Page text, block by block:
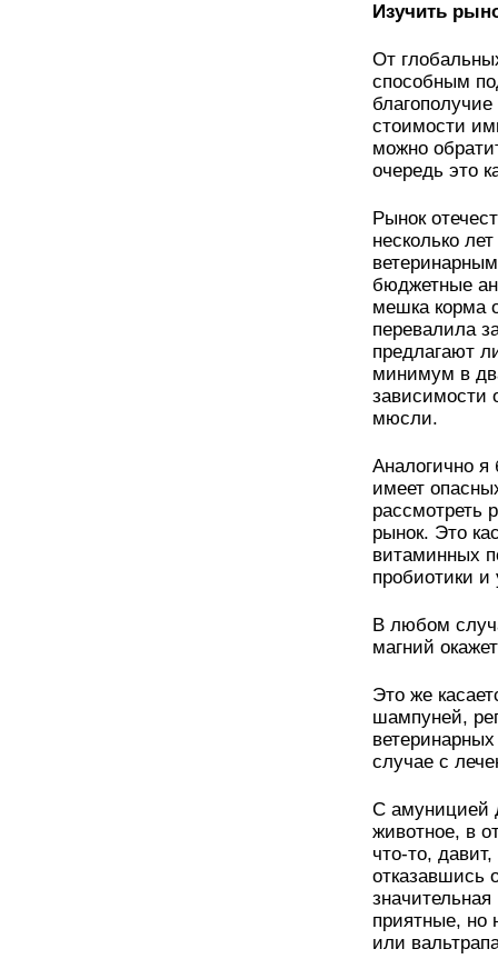
Изучить
От
способным
стоимости
можно
очередь это
Рынок
несколько
бюджетные
мешка корма
перевалила
предлагают
минимум в
зависимости
мюсли.
Аналогично
имеет
рассмотреть
рынок. Это
витаминных
пробиотики и
В любом
магний
Это же
шампуней,
случае с
С амуницией
животное, в
что-то,
отказавшись
приятные, но
или